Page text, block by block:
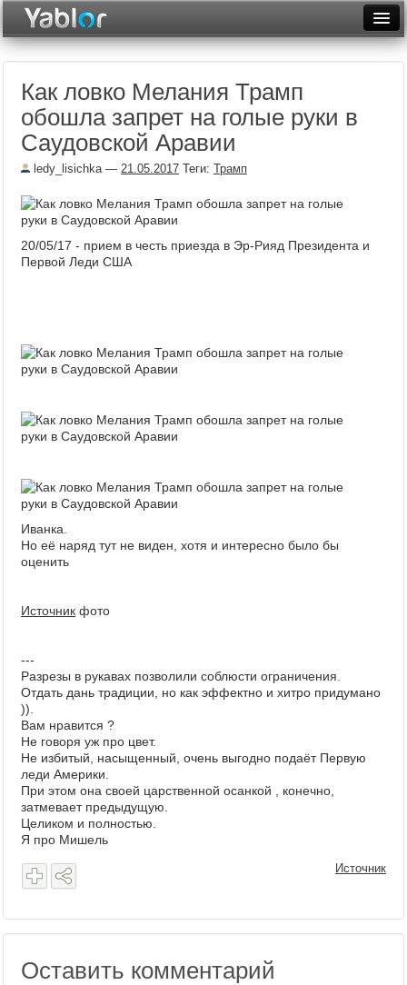
Неделя
Месяц
Рейтинги
Архив
Как ловко Мелания Трамп
обошла запрет на голые руки в
Саудовской Аравии
ledy_lisichka— 21.05.2017 Теги: Трамп
20/05/17 - прием в честь приезда в Эр-Рияд Президента и
Первой Леди США
Иванка.
Но её наряд тут не виден, хотя и интересно было бы
оценить
Источник фото
---
Разрезы в рукавах позволили соблюсти ограничения.
Отдать дань традиции, но как эффектно и хитро придумано
)).
Вам нравится ?
Не говоря уж про цвет.
Не избитый, насыщенный, очень выгодно подаёт Первую
леди Америки.
При этом она своей царственной осанкой , конечно,
затмевает предыдущую.
Целиком и полностью.
Я про Мишель
Источник
Оставить комментарий